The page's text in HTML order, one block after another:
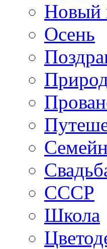
Новый
Осень
СССР
Школа